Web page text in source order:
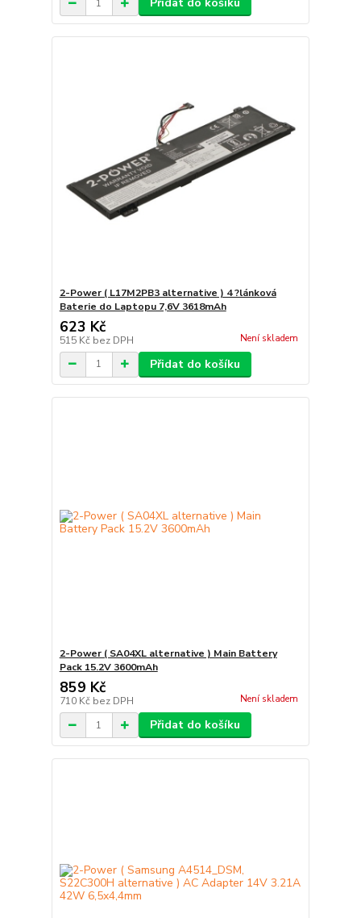
2-Power ( L17M2PB3 alternative ) 4 ?lánková
Baterie do Laptopu 7,6V 3618mAh
623 Kč
515 Kč bez DPH Není skladem
Přidat do košíku
2-Power ( SA04XL alternative ) Main Battery
Pack 15.2V 3600mAh
859 Kč
710 Kč bez DPH Není skladem
Přidat do košíku